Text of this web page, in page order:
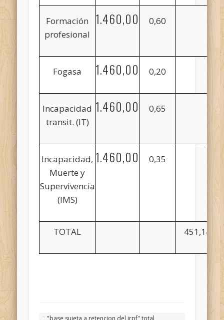
Formación
profesional
1.460,00 0,60
Fogasa 1.460,00 0,20
Incapacidad
transit. (IT)
1.460,00 0,65
Incapacidad,
Muerte y
Supervivencia
(IMS)
1.460,00 0,35
TOTAL 451,14
"base sujeta a retencion del irpf" total